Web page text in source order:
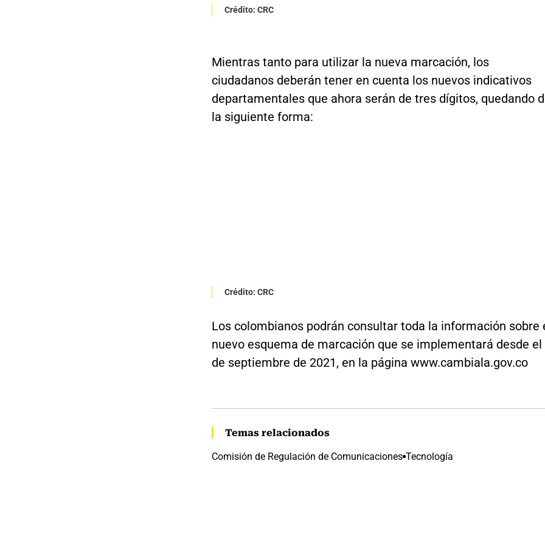
Crédito: CRC
Mientras tanto para utilizar la nueva marcación, los
ciudadanos deberán tener en cuenta los nuevos indicativos
departamentales que ahora serán de tres dígitos, quedando
la siguiente forma:
Crédito: CRC
Los colombianos podrán consultar toda la información sobre
nuevo esquema de marcación que se implementará desde el
de septiembre de 2021, en la página www.cambiala.gov.co
Temas relacionados
Comisión de Regulación de Comunicaciones Tecnología